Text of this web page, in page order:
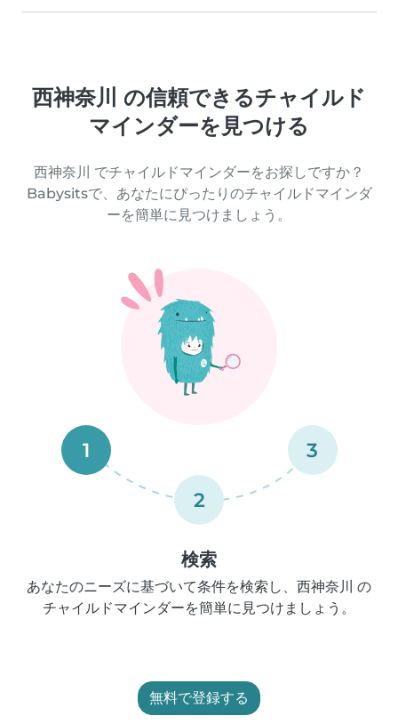
西神奈川 の信頼できるチャイルド
マインダーを見つける
西神奈川 でチャイルドマインダーをお探しですか？
Babysitsで、あなたにぴったりのチャイルドマインダ
ーを簡単に見つけましょう。
1
2
3
検索
あなたのニーズに基づいて条件を検索し、西神奈川 の
チャイルドマインダーを簡単に見つけましょう。
無料で登録する